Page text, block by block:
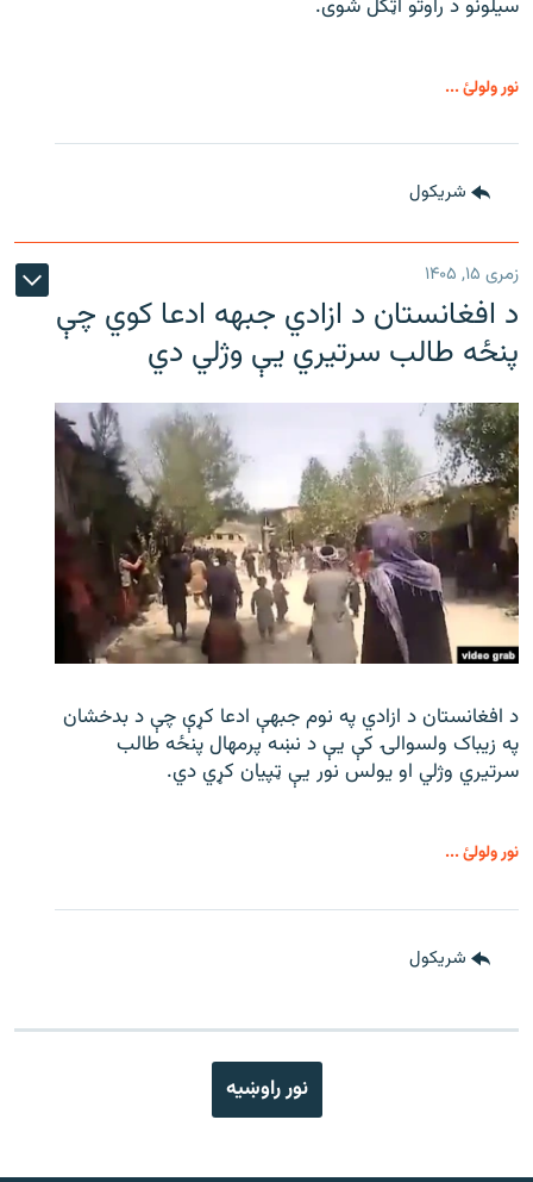
سیلونو د راوتو اټکل شوی.
نور ولولئ ...
شريکول
زمری ۱۵, ۱۴۰۵
د افغانستان د ازادي جبهه ادعا کوي چې
پنځه طالب سرتیري يې وژلي دي
د افغانستان د ازادي په نوم جبهې ادعا کړې چې د بدخشان
په زیباک ولسوالۍ کې يې د نښه پرمهال پنځه طالب
سرتیري وژلي او یولس نور يې ټپیان کړي دي.
نور ولولئ ...
شريکول
نور راوښيه